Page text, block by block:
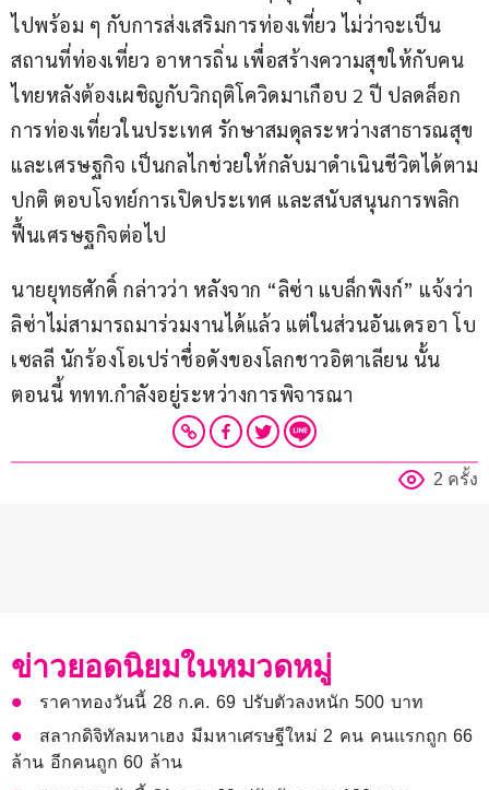
ไปพร้อม ๆ กับการส่งเสริมการท่องเที่ยว ไม่ว่าจะเป็น
สถานที่ท่องเที่ยว อาหารถิ่น เพื่อสร้างความสุขให้กับคน
ไทยหลังต้องเผชิญกับวิกฤติโควิดมาเกือบ 2 ปี ปลดล็อก
การท่องเที่ยวในประเทศ รักษาสมดุลระหว่างสาธารณสุข
และเศรษฐกิจ เป็นกลไกช่วยให้กลับมาดำเนินชีวิตได้ตาม
ปกติ ตอบโจทย์การเปิดประเทศ และสนับสนุนการพลิก
ฟื้นเศรษฐกิจต่อไป
นายยุทธศักดิ์ กล่าวว่า หลังจาก “ลิซ่า แบล็กพิงก์” แจ้งว่า
ลิซ่าไม่สามารถมาร่วมงานได้แล้ว แต่ในส่วนอันเดรอา โบ
เซลลี นักร้องโอเปร่าชื่อดังของโลกชาวอิตาเลียน นั้น
ตอนนี้ ททท.กำลังอยู่ระหว่างการพิจารณา
2 ครั้ง
ข่าวยอดนิยมในหมวดหมู่
ราคาทองวันนี้ 28 ก.ค. 69 ปรับตัวลงหนัก 500 บาท
สลากดิจิทัลมหาเฮง มีมหาเศรษฐีใหม่ 2 คน คนแรกถูก 66
ล้าน อีกคนถูก 60 ล้าน